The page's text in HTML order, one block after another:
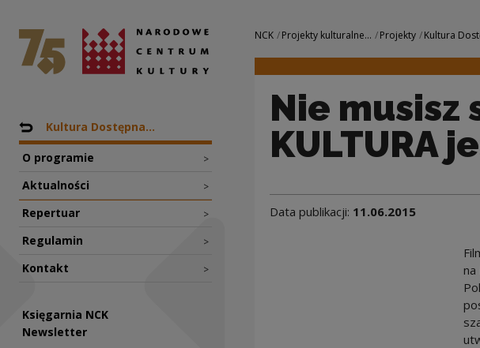
Nie musisz się
Narodowe Centrum Kultury
Nawigacja
Powrót do: Projekty
Kultura Dostępna...
O programie >
Aktualności >
Repertuar >
Regulamin >
Kontakt >
Księgarnia NCK
Newsletter
Nawigacja
NCK Projekty kulturalne... Projekty Kultura
Nie musisz
KULTURA
Data publikacji: 11.06.2015